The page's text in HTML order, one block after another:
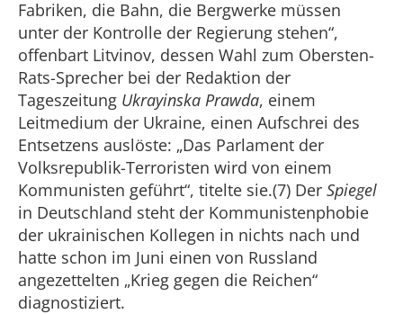
Fabriken, die Bahn, die Bergwerke müssen
unter der Kontrolle der Regierung stehen“,
offenbart Litvinov, dessen Wahl zum Obersten-
Rats-Sprecher bei der Redaktion der
Tageszeitung Ukrayinska Prawda, einem
Leitmedium der Ukraine, einen Aufschrei des
Entsetzens auslöste: „Das Parlament der
Volksrepublik-Terroristen wird von einem
Kommunisten geführt“, titelte sie.(7) Der Spiegel
in Deutschland steht der Kommunistenphobie
der ukrainischen Kollegen in nichts nach und
hatte schon im Juni einen von Russland
angezettelten „Krieg gegen die Reichen“
diagnostiziert.